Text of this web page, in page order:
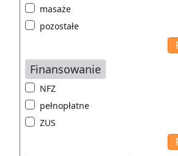
masaże
pozostałe
Finansowanie
NFZ
pełnopłatne
ZUS